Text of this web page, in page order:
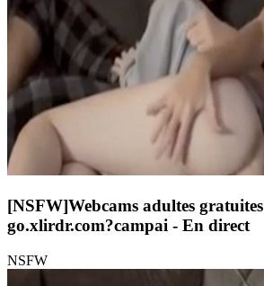
[NSFW]Webcams adultes gratuites
go.xlirdr.com?campai - En direct
NSFW